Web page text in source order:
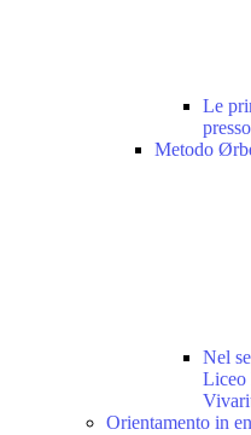
Le
Metodo
Nel
Liceo
Orientamento in